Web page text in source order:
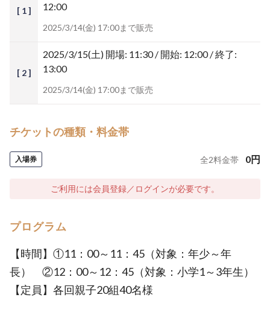
[ 1 ]
12:00
2025/3/14(金) 17:00まで販売
[ 2 ]
2025/3/15(土) 開場: 11:30 / 開始: 12:00 / 終了:
13:00
2025/3/14(金) 17:00まで販売
チケットの種類・料金帯
入場券 全2料金帯 0円
ご利用には会員登録／ログインが必要です。
プログラム
【時間】①11：00～11：45（対象：年少～年
長） ②12：00～12：45（対象：小学1～3年生）
【定員】各回親子20組40名様